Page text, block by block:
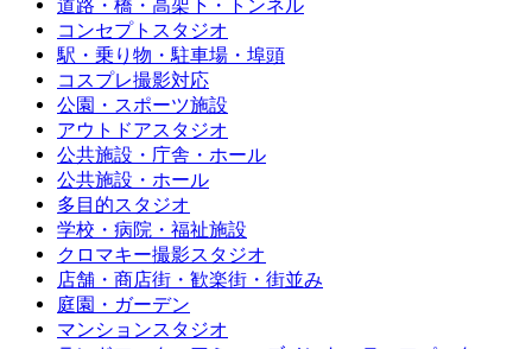
道路・橋・高架下・トンネル
コンセプトスタジオ
駅・乗り物・駐車場・埠頭
コスプレ撮影対応
公園・スポーツ施設
アウトドアスタジオ
公共施設・庁舎・ホール
公共施設・ホール
多目的スタジオ
学校・病院・福祉施設
クロマキー撮影スタジオ
店舗・商店街・歓楽街・街並み
庭園・ガーデン
マンションスタジオ